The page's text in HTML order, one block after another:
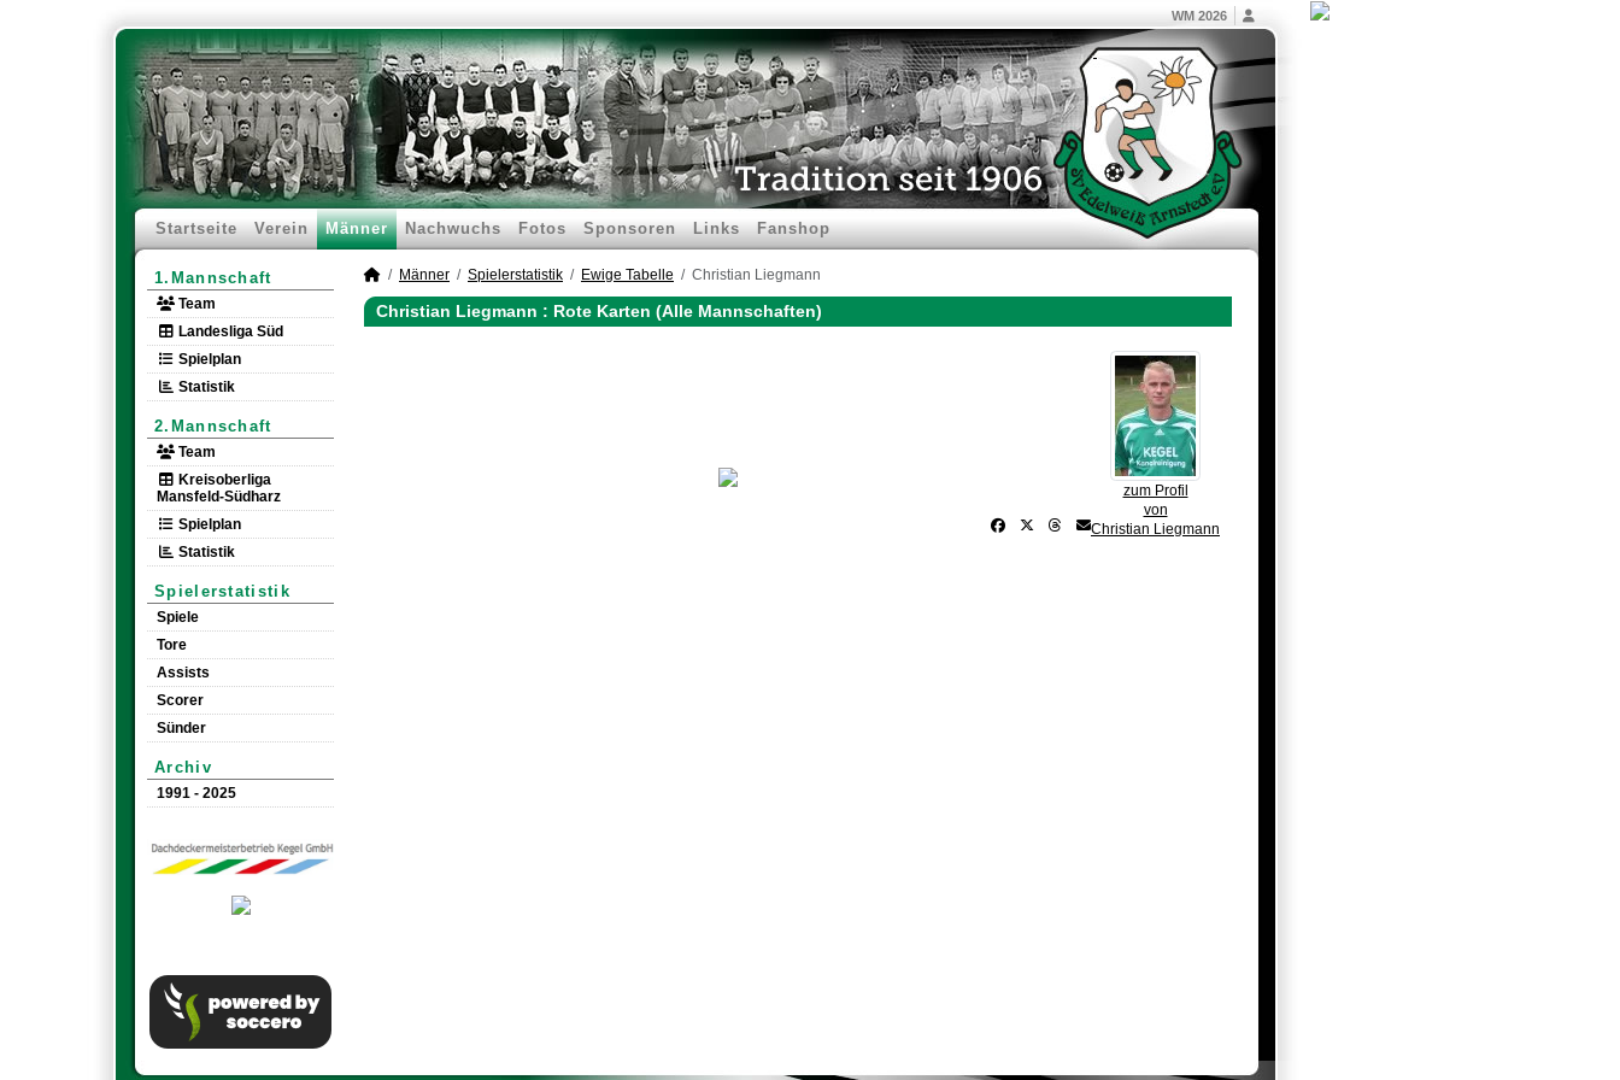
WM 2026
Startseite Verein Männer Nachwuchs Fotos Sponsoren Links Fanshop
1.Mannschaft
Team
Landesliga Süd
Spielplan
Statistik
2.Mannschaft
Team
Kreisoberliga
Mansfeld-Südharz
Spielplan
Statistik
Spielerstatistik
Spiele
Tore
Assists
Scorer
Sünder
Archiv
1991 - 2025
Männer Spielerstatistik Ewige Tabelle Christian Liegmann
Christian Liegmann : Rote Karten (Alle Mannschaften)
zum Profil
von
Christian Liegmann